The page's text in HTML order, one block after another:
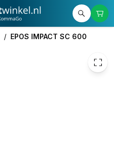
/ EPOS IMPACT SC 600